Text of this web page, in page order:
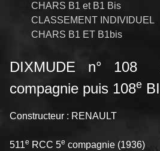
CHARS B1 et B1 Bis
CLASSEMENT INDIVIDUEL
CHARS B1 ET B1bis
DIXMUDE n° 108
compagnie puis 108e
Constructeur : RENAULT
511e RCC 5e compagnie (1936)